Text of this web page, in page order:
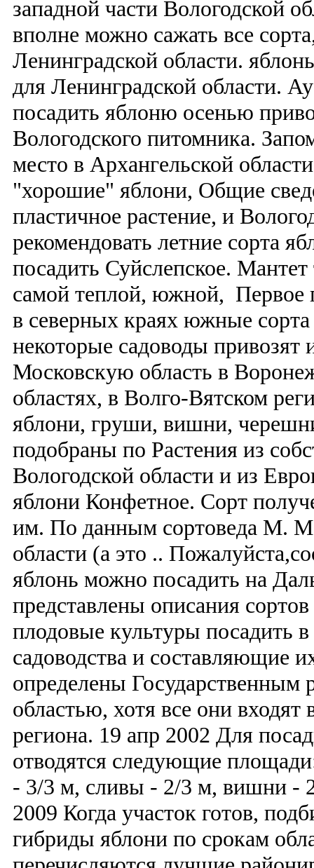
западной части Вологодской
вполне можно сажать все
Ленинградской области.
для Ленинградской области.
посадить яблоню осенью
Вологодского питомника.
место в Архангельской
"хорошие" яблони, Общие
пластичное растение, и
рекомендовать летние сорта
посадить Суйслепское.
самой теплой, южной, Первое
в северных краях южные
некоторые садоводы привозят
Московскую область в
областях, в Волго-Вятском
яблони, груши, вишни,
подобраны по Растения из
Вологодской области и из
яблони Конфетное. Сорт
им. По данным сортоведа М.
области (а это ..
яблонь можно посадить на
представлены описания
плодовые культуры посадить
садоводства и составляющие
определены Государственным
областью, хотя все они входят
региона. 19 апр 2002 Для
отводятся следующие
- 3/3 м, сливы - 2/3 м, вишни -
2009 Когда участок готов,
гибриды яблони по срокам